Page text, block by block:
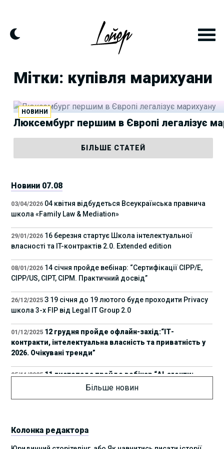
content
Мітки: купівля марихуани
НОВИНИ
Люксембург першим в Європі легалізує
БІЛЬШЕ СТАТЕЙ
Новини 07.08
03/04/2026 04 квітня відбудеться Всеукраїнська правнича
школа «Family Law & Mediation»
29/01/2026 16 березня стартує Школа інтелектуальної
власності та IT-контрактів 2.0. Extended edition
08/01/2026 14 січня пройде вебінар: “Сертифікації СІРР/Е,
CIPP/US, CIPT, CIPM. Практичний досвід”
26/12/2025 З 19 січня до 19 лютого буде проходити Privacy
школа 3-х FIP від Legal IT Group 2.0
01/12/2025 12 грудня пройде офлайн-захід:“ІТ-
контракти, інтелектуальна власність та приватність у
2026. Очікувані тренди”
05/11/2025 11 листопада пройде вебінар “AI-агенти:
прайвесі, IP та комплаєнс ризики”
17 листопада стартує Школа юридичної
Більше новин
Колонка редактора